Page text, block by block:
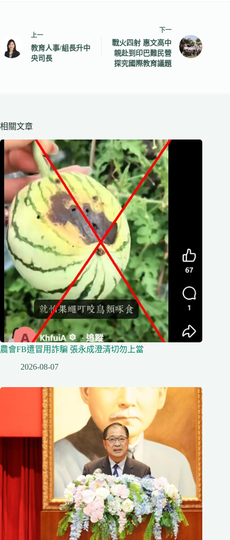
上一
教育人事/組長升中
央司長
下一
戰火四射 惠文高中
親赴到印巴難民營
探究國際教育議題
相關文章
農會FB遭冒用詐騙 張永成澄清切勿上當
2026-08-07